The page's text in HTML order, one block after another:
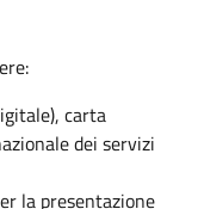
carta
dei servizi
la presentazione